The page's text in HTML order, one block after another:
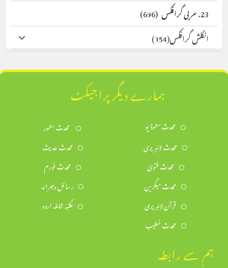
23. عربی گرافکس
(696)
انگلش گرافکس(154)
ہمارے دیگر پراجیکٹ
محدث سٹوڈیو
محدث سٹور
محدث لائبریری
محدث حدیث
محدث فتویٰ
محدث فورم
محدث میگزین
رسائل وجرائد
قرآن لائبریری
مکتبہ شاملہ اردو
محدث خطیب
ہم سے رابطہ